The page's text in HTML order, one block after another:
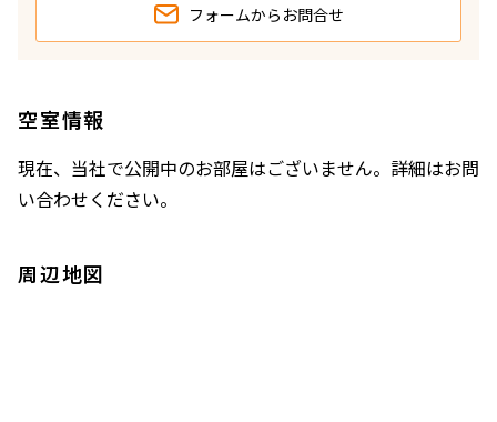
フォームから お問合せ
空室情報
現在、当社で公開中のお部屋はございません。詳細はお問
い合わせください。
周辺地図